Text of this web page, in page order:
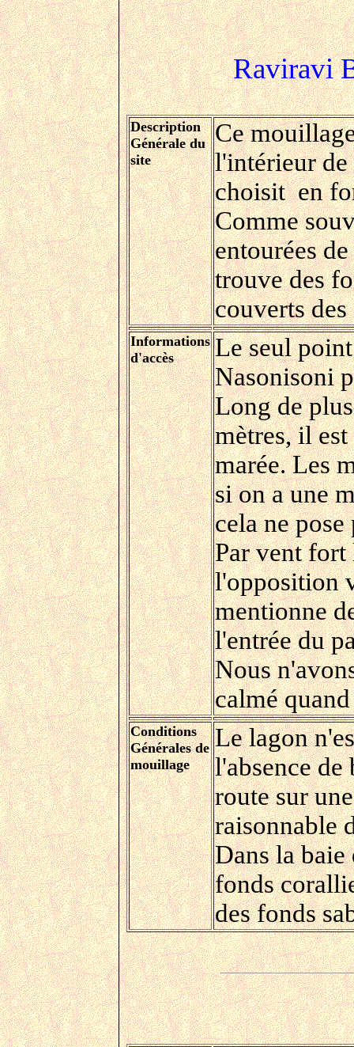
Raviravi
Description
Générale du
site
Ce
l'intérieur de
choisit en
Comme
entourées
trouve des
couverts des
Informations
d'accès
Le seul
Nasonisoni
Long de
mètres, il
marée. Les
si on a une
cela ne
Par vent fort
l'opposition
mentionne
l'entrée du
Nous
calmé
Conditions
Générales de
mouillage
Le lagon
l'absence
route sur
raisonnable
Dans la
fonds
des fonds